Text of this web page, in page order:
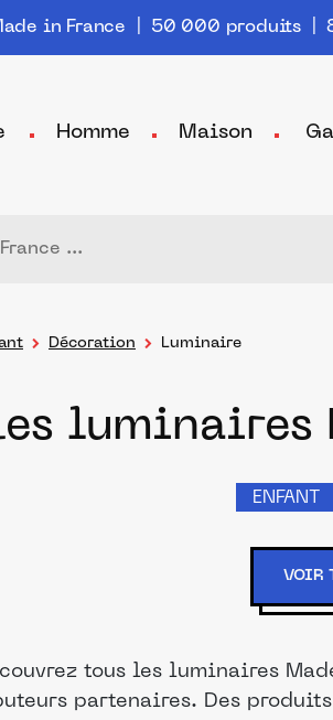
in France | 50 000 produits |
Homme Maison
Décoration Luminaire
luminaires
ENFANT
VOIR
tous les luminaires
partenaires. Des